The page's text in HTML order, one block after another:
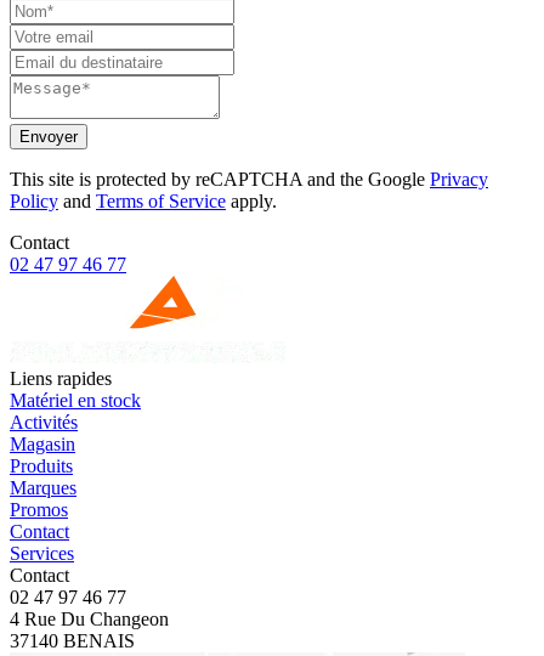
Envoyer
This site is protected by reCAPTCHA and the Google Privacy
Policy and Terms of Service apply.
Contact
02 47 97 46 77
Liens rapides
Matériel en stock
Activités
Magasin
Produits
Marques
Promos
Contact
Services
Contact
02 47 97 46 77
4 Rue Du Changeon
37140 BENAIS